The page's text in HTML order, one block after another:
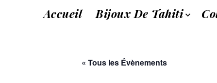
Accueil Bijoux De Tahiti
« Tous les Évènements